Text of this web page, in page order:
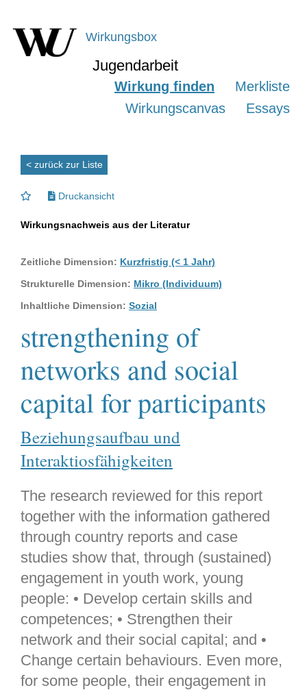
Wirkungsbox
Jugendarbeit
Wirkung finden
Merkliste
Wirkungscanvas
Essays
< zurück zur Liste
Druckansicht
Wirkungsnachweis aus der Literatur
Zeitliche Dimension: Kurzfristig (< 1 Jahr)
Strukturelle Dimension: Mikro (Individuum)
Inhaltliche Dimension: Sozial
strengthening of
networks and social
capital for participants
Beziehungsaufbau und
Interaktiosfähigkeiten
The research reviewed for this report
together with the information gathered
through country reports and case
studies show that, through (sustained)
engagement in youth work, young
people: • Develop certain skills and
competences; • Strengthen their
network and their social capital; and •
Change certain behaviours. Even more,
for some people, their engagement in